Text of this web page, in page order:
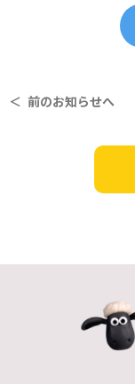
＜ 前のお知らせへ